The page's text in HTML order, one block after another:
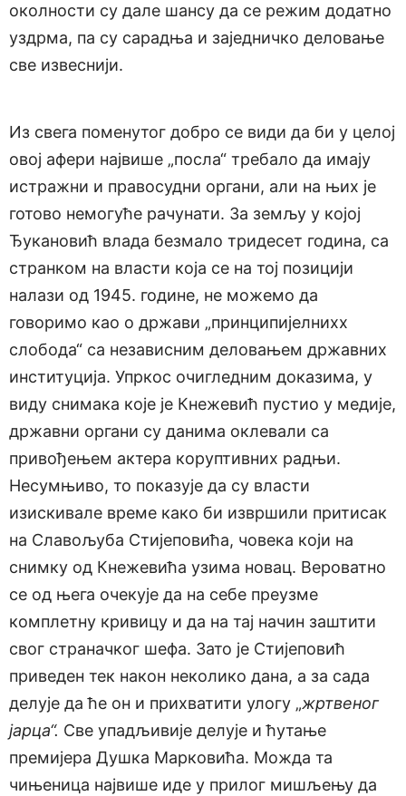
околности су дале шансу да се режим додатно
уздрма, па су сарадња и заједничко деловање
све извеснији.
Из свега поменутог добро се види да би у целој
овој афери највише „посла“ требало да имају
истражни и правосудни органи, али на њих је
готово немогуће рачунати. За земљу у којој
Ђукановић влада безмало тридесет година, са
странком на власти која се на тој позицији
налази од 1945. године, не можемо да
говоримо као о држави „принципијелнихх
слобода“ са независним деловањем државних
институција. Упркос очигледним доказима, у
виду снимака које је Кнежевић пустио у медије,
државни органи су данима оклевали са
привођењем актера коруптивних радњи.
Несумњиво, то показује да су власти
изискивале време како би извршили притисак
на Славољуба Стијеповића, човека који на
снимку од Кнежевића узима новац. Вероватно
се од њега очекује да на себе преузме
комплетну кривицу и да на тај начин заштити
свог страначког шефа. Зато је Стијеповић
приведен тек након неколико дана, а за сада
делује да ће он и прихватити улогу „жртвеног
јарца“. Све упадљивије делује и ћутање
премијера Душка Марковића. Можда та
чињеница највише иде у прилог мишљењу да